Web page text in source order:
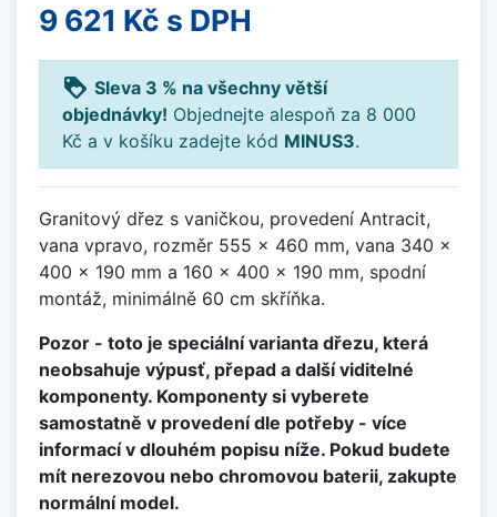
9 621 Kč s DPH
loyalty Sleva 3 % na všechny větší
objednávky! Objednejte alespoň za 8 000
Kč a v košíku zadejte kód MINUS3.
Granitový dřez s vaničkou, provedení Antracit,
vana vpravo, rozměr 555 x 460 mm, vana 340 x
400 x 190 mm a 160 x 400 x 190 mm, spodní
montáž, minimálně 60 cm skříňka.
Pozor - toto je speciální varianta dřezu, která
neobsahuje výpusť, přepad a další viditelné
komponenty. Komponenty si vyberete
samostatně v provedení dle potřeby - více
informací v dlouhém popisu níže. Pokud budete
mít nerezovou nebo chromovou baterii, zakupte
normální model.